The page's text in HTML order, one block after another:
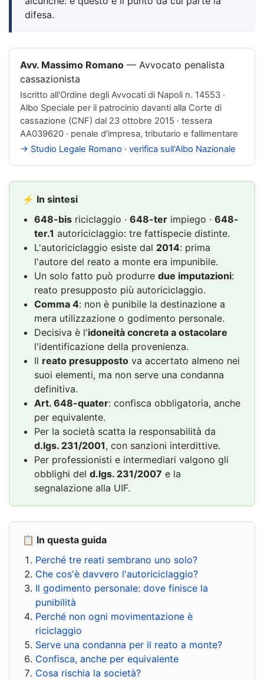
difesa.
Avv. Massimo Romano — Avvocato penalista
cassazionista
Iscritto all'Ordine degli Avvocati di Napoli n. 14553 ·
Albo Speciale per il patrocinio davanti alla Corte di
cassazione (CNF) dal 23 ottobre 2015 · tessera
AA039620 · penale d'impresa, tributario e fallimentare
→ Studio Legale Romano · verifica sull'Albo Nazionale
⚡ In sintesi
648-bis riciclaggio · 648-ter impiego · 648-
ter.1 autoriciclaggio: tre fattispecie distinte.
L'autoriciclaggio esiste dal 2014: prima
l'autore del reato a monte era impunibile.
Un solo fatto può produrre due imputazioni:
reato presupposto più autoriciclaggio.
Comma 4: non è punibile la destinazione a
mera utilizzazione o godimento personale.
Decisiva è l'idoneità concreta a ostacolare
l'identificazione della provenienza.
Il reato presupposto va accertato almeno nei
suoi elementi, ma non serve una condanna
definitiva.
Art. 648-quater: confisca obbligatoria, anche
per equivalente.
Per la società scatta la responsabilità da
d.lgs. 231/2001, con sanzioni interdittive.
Per professionisti e intermediari valgono gli
obblighi del d.lgs. 231/2007 e la
segnalazione alla UIF.
📋 In questa guida
Perché tre reati sembrano uno solo?
Che cos'è davvero l'autoriciclaggio?
Il godimento personale: dove finisce la
punibilità
Perché non ogni movimentazione è
riciclaggio
Serve una condanna per il reato a monte?
Confisca, anche per equivalente
Cosa rischia la società?